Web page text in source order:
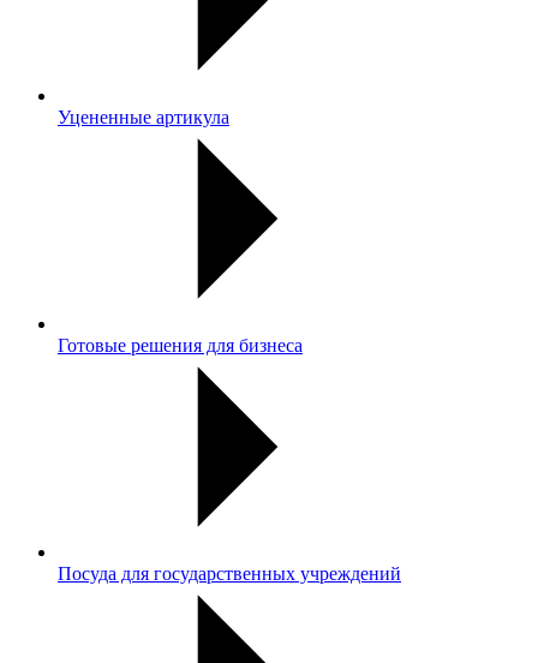
Уцененные артикула
Готовые решения для бизнеса
Посуда для государственных учреждений